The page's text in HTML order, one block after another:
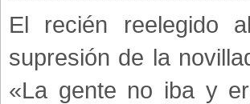
El recién reelegido
supresión de la
«La gente no iba y